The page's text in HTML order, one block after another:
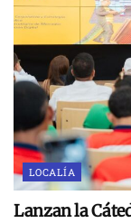
LOCALÍA
Lanzan la